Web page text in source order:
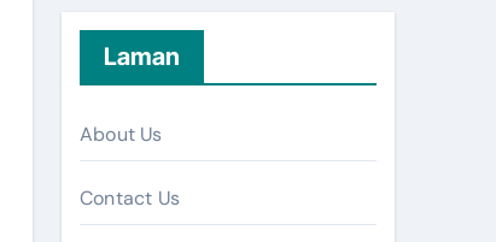
Laman
About Us
Contact Us